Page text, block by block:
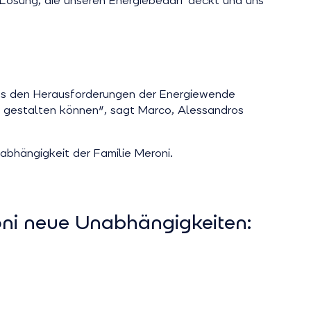
den Herausforderungen der Energiewende
können", sagt Marco, Alessandros
der Familie Meroni.
neue Unabhängigkeiten: